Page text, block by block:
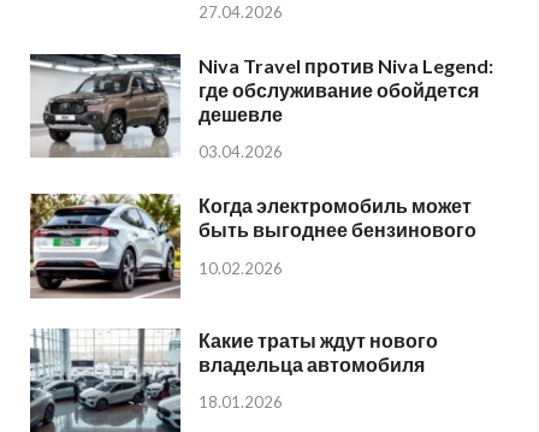
27.04.2026
Niva Travel против Niva Legend:
где обслуживание обойдется
дешевле
03.04.2026
Когда электромобиль может
быть выгоднее бензинового
10.02.2026
Какие траты ждут нового
владельца автомобиля
18.01.2026